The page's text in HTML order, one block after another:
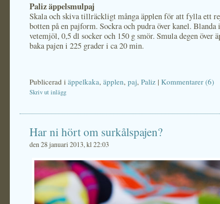
Paliz äppelsmulpaj
Skala och skiva tillräckligt många äpplen för att fylla ett
botten på en pajform. Sockra och pudra över kanel. Blanda
vetemjöl, 0,5 dl socker och 150 g smör. Smula degen över
baka pajen i 225 grader i ca 20 min.
Publicerad i äppelkaka, äpplen, paj, Paliz | Kommentarer (6)
Skriv ut inlägg
Har ni hört om surkålspajen?
den 28 januari 2013, kl 22:03